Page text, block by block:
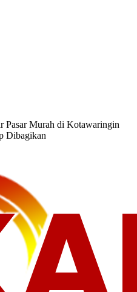
Pasar Murah di Kotawaringin
Dibagikan